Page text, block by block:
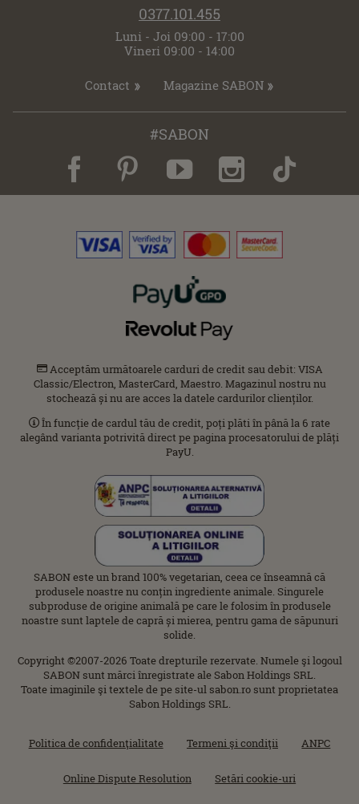
0377.101.455
Luni - Joi 09:00 - 17:00
Vineri 09:00 - 14:00
Contact Magazine SABON
#SABON
Acceptăm următoarele carduri de credit sau debit: VISA
Classic/Electron, MasterCard, Maestro. Magazinul nostru nu
stochează și nu are acces la datele cardurilor clienților.
În funcție de cardul tău de credit, poți plăti în până la 6 rate
alegând varianta potrivită direct pe pagina procesatorului de plăți
PayU.
SABON este un brand 100% vegetarian, ceea ce înseamnă că
produsele noastre nu conțin ingrediente animale. Singurele
subproduse de origine animală pe care le folosim în produsele
noastre sunt laptele de capră și mierea, pentru gama de săpunuri
solide.
Copyright ©2007-2026 Toate drepturile rezervate. Numele şi logoul
SABON sunt mărci înregistrate ale Sabon Holdings SRL.
Toate imaginile şi textele de pe site-ul sabon.ro sunt proprietatea
Sabon Holdings SRL.
Politica de confidenţialitate Termeni şi condiţii ANPC
Online Dispute Resolution Setări cookie-uri